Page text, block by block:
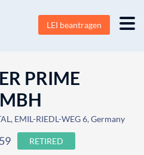
LEI beantragen
PRIME
EMIL-RIEDL-WEG 6, Germany
RETIRED